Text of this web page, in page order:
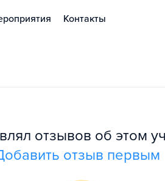
Контакты
отзывов об этом
отзыв первым